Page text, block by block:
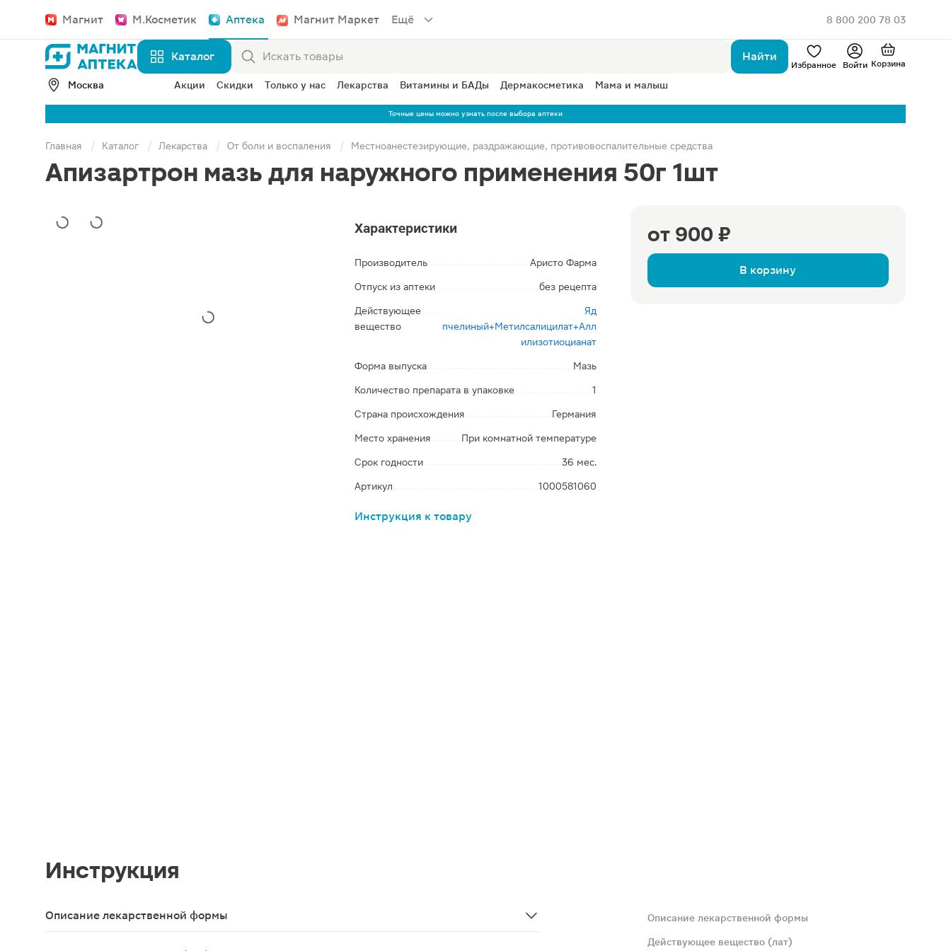
Магнит М.Косметик Аптека Магнит Маркет Ещё 8 800 200 78 03
Каталог Найти
Избранное Войти Корзина
Москва Акции Скидки Только у нас Лекарства Витамины и БАДы Дермакосметика Мама и малыш
Точные цены можно узнать после выбора аптеки
Главная Каталог Лекарства От боли и воспаления Местноанестезирующие, раздражающие, противовоспалительные средства
Апизартрон мазь для наружного применения 50г 1шт
от 900 ₽
В корзину
Характеристики
Производитель Аристо Фарма
Отпуск из аптеки без рецепта
Действующее
вещество
Яд
пчелиный+Метилсалицилат+Алл
илизотиоцианат
Форма выпуска Мазь
Количество препарата в упаковке 1
Страна происхождения Германия
Место хранения При комнатной температуре
Срок годности 36 мес.
Артикул 1000581060
Инструкция к товару
Инструкция
Описание лекарственной формы
Мазь для наружного применения от белого до слегка желтоватого цвета, однородной консистенции, с запахом метилсалицилата.
Описание лекарственной формы
Действующее вещество (лат)